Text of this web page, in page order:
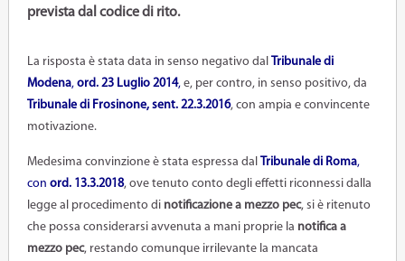
prevista dal codice di rito.
La risposta è stata data in senso negativo dal
Tribunale di
Modena, ord. 23 Luglio 2014,e, per contro, in senso positivo, da
Tribunale di Frosinone, sent. 22.3.2016, con ampia e convincente
motivazione.
Medesima convinzione è stata espressa dal Tribunale di Roma,
con ord. 13.3.2018, ove tenuto conto degli effetti riconnessi dalla
legge al procedimento di notificazione a mezzo pec, si è ritenuto
che possa considerarsi avvenuta a mani proprie la notifica a
mezzo pec, restando comunque irrilevante la mancata